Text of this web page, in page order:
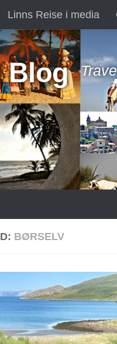
Linns Reise i media
Blog
BØRSELV